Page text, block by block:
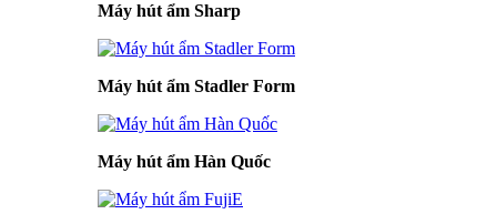
Máy hút ẩm Sharp
Máy hút ẩm Stadler Form
Máy hút ẩm Hàn Quốc